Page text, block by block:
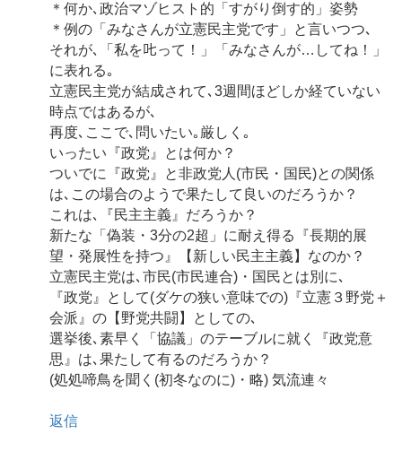
＊何か､政治マゾヒスト的「すがり倒す的」姿勢
＊例の「みなさんが立憲民主党です」と言いつつ､
それが､「私を𠮟って！」「みなさんが…してね！」
に表れる｡
立憲民主党が結成されて､3週間ほどしか経ていない
時点ではあるが､
再度､ここで､問いたい｡厳しく｡
いったい『政党』とは何か？
ついでに『政党』と非政党人(市民・国民)との関係
は､この場合のようで果たして良いのだろうか？
これは､『民主主義』だろうか？
新たな「偽装・3分の2超」に耐え得る『長期的展
望・発展性を持つ』【新しい民主主義】なのか？
立憲民主党は､市民(市民連合)・国民とは別に､
『政党』として(ダケの狭い意味での)『立憲３野党＋
会派』の【野党共闘】としての､
選挙後､素早く「協議」のテーブルに就く『政党意
思』は､果たして有るのだろうか？
(処処啼鳥を聞く(初冬なのに)・略) 気流連々
返信